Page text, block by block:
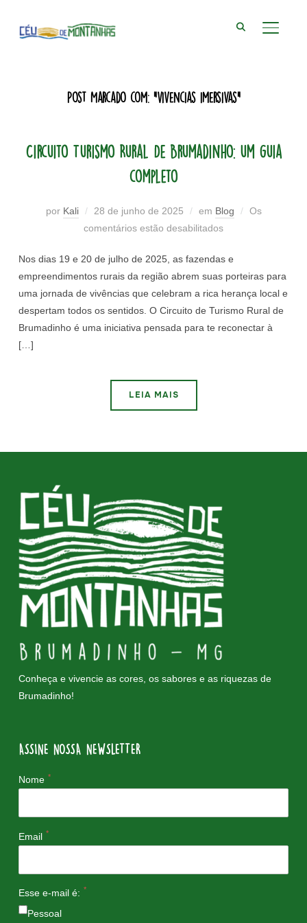
Post Marcado com: "vivencias imersivas"
Circuito Turismo Rural De Brumadinho: um guia
completo
por Kali 28 de junho de 2025 em Blog
Os
comentários estão desabilitados
Nos dias 19 e 20 de julho de 2025, as fazendas e
empreendimentos rurais da região abrem suas porteiras para
uma jornada de vivências que celebram a rica herança local e
despertam todos os sentidos. O Circuito de Turismo Rural de
Brumadinho é uma iniciativa pensada para te reconectar à
[…]
LEIA MAIS
Conheça e vivencie as cores, os sabores e as riquezas de
Brumadinho!
ASSINE NOSSA NEWSLETTER
Nome *
Email *
Esse e-mail é: *
Pessoal